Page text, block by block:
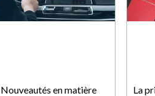
Nouveautés en matière
La